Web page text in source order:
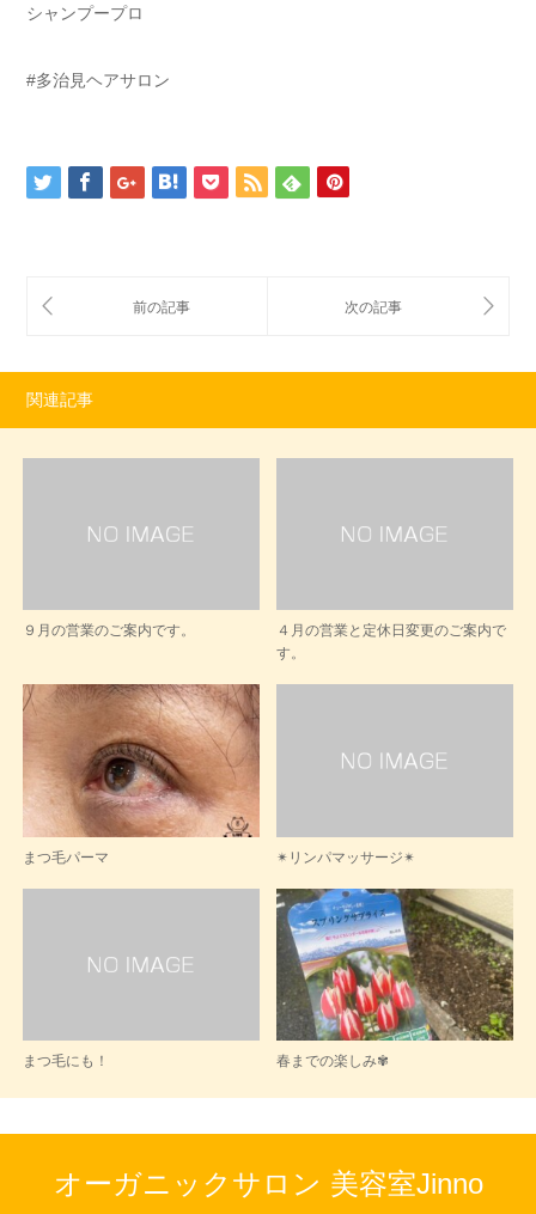
シャンプープロ
#多治見ヘアサロン
関連記事
９月の営業のご案内です。
４月の営業と定休日変更のご案内で
す。
まつ毛パーマ ✴︎リンパマッサージ✴︎
まつ毛にも！ 春までの楽しみ✾
オーガニックサロン 美容室Jinno